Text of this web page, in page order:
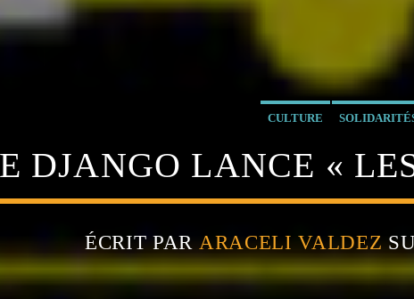
CULTURE
DJANGO LANCE «
ÉCRIT PAR ARACELI VALDEZ